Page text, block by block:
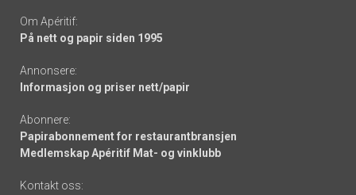
Om Apéritif:
På nett og papir siden 1995
Annonsere:
Informasjon og priser nett/papir
Abonnere:
Papirabonnement for restaurantbransjen
Medlemskap Apéritif Mat- og vinklubb
Kontakt oss: